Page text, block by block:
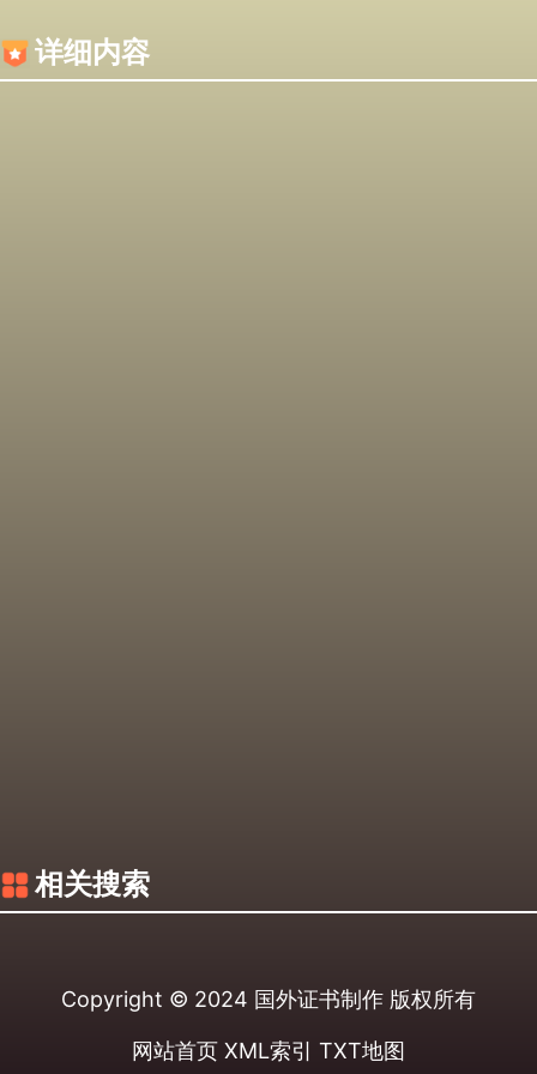
详细内容
相关搜索
Copyright © 2024 国外证书制作 版权所有
网站首页 XML索引 TXT地图